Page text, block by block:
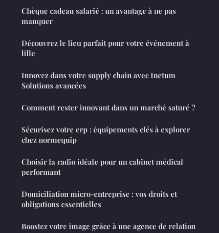
Chèque cadeau salarié : un avantage à ne pas
manquer
Découvrez le lieu parfait pour votre événement à
lille
Innovez dans votre supply chain avec Inetum
Solutions avancées
Comment rester innovant dans un marché saturé ?
Sécurisez votre erp : équipements clés à explorer
chez normequip
Choisir la radio idéale pour un cabinet médical
performant
Domiciliation micro-entreprise : vos droits et
obligations essentielles
Boostez votre image grâce à une agence de relation